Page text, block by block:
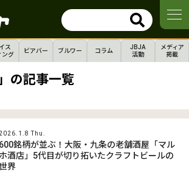
ス
ング
ビアバー ブルワー コラム
JBJA
活動
メディア
掲載
の記事一覧
2026.1.8 Thu.
600銘柄が並ぶ！大阪・九条の老舗酒屋「マル
ホ酒店」5代目が切り拓いたクラフトビールの
界